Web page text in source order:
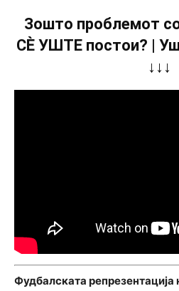
Зошто проблемот
СÈ УШТЕ постои? |
↓↓↓
Фудбалската репрезентација